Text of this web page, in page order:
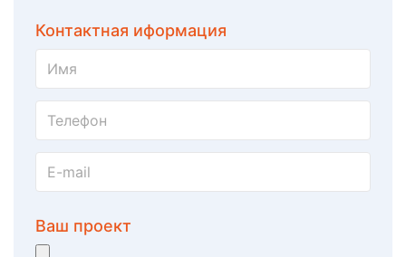
Контактная иформация
Ваш проект